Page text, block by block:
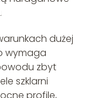
dużej
wymaga
zbyt
szklarni
profile,